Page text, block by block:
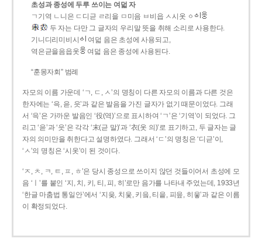
초성과 종성에 두루 쓰이는 여덟 자
ㄱ기역 ㄴ니은 ㄷ디귿 ㄹ리을 ㅁ미음 ㅂ비읍 ㅅ시옷 ㆁ
두 자는 다만 그 글자의 우리말 뜻을 취해 소리로 사용한다.
기니디리미비시
여덟 음은 초성에 사용되고,
역은귿을음읍옷
여덟 음은 종성에 사용된다.
“훈몽자회” 범례
자모의 이름 가운데 ‘ㄱ, ㄷ, ㅅ’의 명칭이 다른 자모의 이름과 다른 것은
한자에는 ‘윽, 읃, 읏’과 같은 발음을 가진 글자가 없기 때문이었다. 그래
서 ‘윽’은 가까운 발음인 ‘役(역)’으로 표시하여 ‘ㄱ’은 ‘기역’이 되었다. 그
리고 ‘읃’과 ‘읏’은 각각 ‘末(귿 말)’과 ‘衣(옷 의)’로 표기하고, 두 글자는 글
자의 의미만을 취한다고 설명하였다. 그래서 ‘ㄷ’의 명칭은 ‘디귿’이,
‘ㅅ’의 명칭은 ‘시옷’이 된 것이다.
‘ㅈ, ㅊ, ㅋ, ㅌ, ㅍ, ㅎ’은 당시 종성으로 쓰이지 않던 것들이어서 초성에 모
음 ‘ㅣ’를 붙인 ‘지, 치, 키, 티, 피, 히’로만 음가를 나타내 주었는데, 1933년
‘한글 마춤법 통일안’에서 ‘지읒, 치읓, 키읔, 티읕, 피읖, 히읗’과 같은 이름
이 확정되었다.